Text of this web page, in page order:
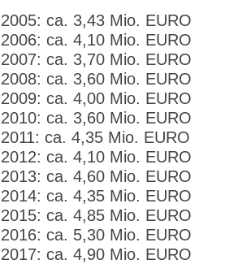
2005: ca. 3,43 Mio. EURO
2006: ca. 4,10 Mio. EURO
2007: ca. 3,70 Mio. EURO
2008: ca. 3,60 Mio. EURO
2009: ca. 4,00 Mio. EURO
2010: ca. 3,60 Mio. EURO
2011: ca. 4,35 Mio. EURO
2012: ca. 4,10 Mio. EURO
2013: ca. 4,60 Mio. EURO
2014: ca. 4,35 Mio. EURO
2015: ca. 4,85 Mio. EURO
2016: ca. 5,30 Mio. EURO
2017: ca. 4,90 Mio. EURO